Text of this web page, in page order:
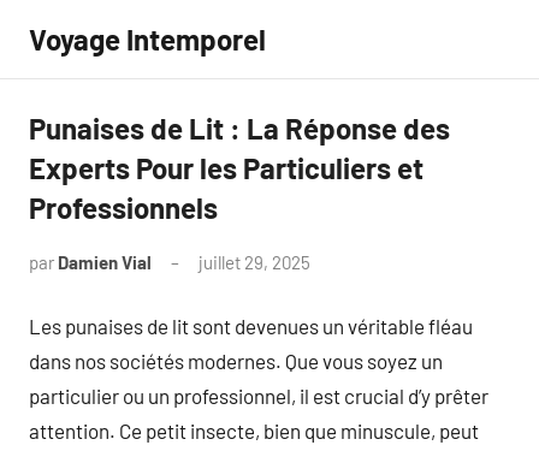
contenu
Voyage Intemporel
Punaises de Lit : La Réponse des
Experts Pour les Particuliers et
Professionnels
par Damien Vial juillet 29, 2025
Les punaises de lit sont devenues un véritable fléau
dans nos sociétés modernes. Que vous soyez un
particulier ou un professionnel, il est crucial d’y prêter
attention. Ce petit insecte, bien que minuscule, peut